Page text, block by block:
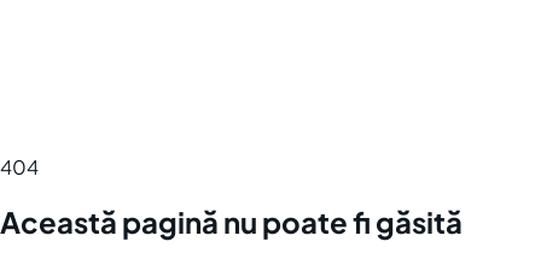
404
Această pagină nu poate fi găsită